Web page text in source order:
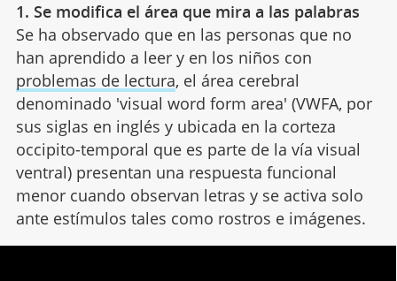
1. Se modifica el área que mira a las palabras
Se ha observado que en las personas que no
han aprendido a leer y en los niños con
problemas de lectura, el área cerebral
denominado 'visual word form area' (VWFA, por
sus siglas en inglés y ubicada en la corteza
occipito-temporal que es parte de la vía visual
ventral) presentan una respuesta funcional
menor cuando observan letras y se activa solo
ante estímulos tales como rostros e imágenes.